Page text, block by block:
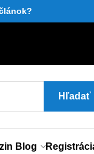
Hľadať
Blog